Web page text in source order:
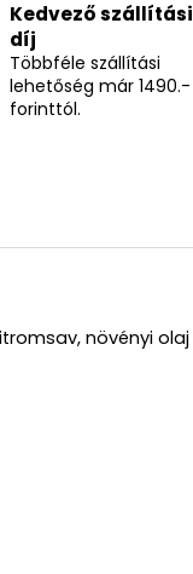
Kedvező szállítási
díj
Többféle szállítási
lehetőség már 1490.-
forinttól.
növényi olaj